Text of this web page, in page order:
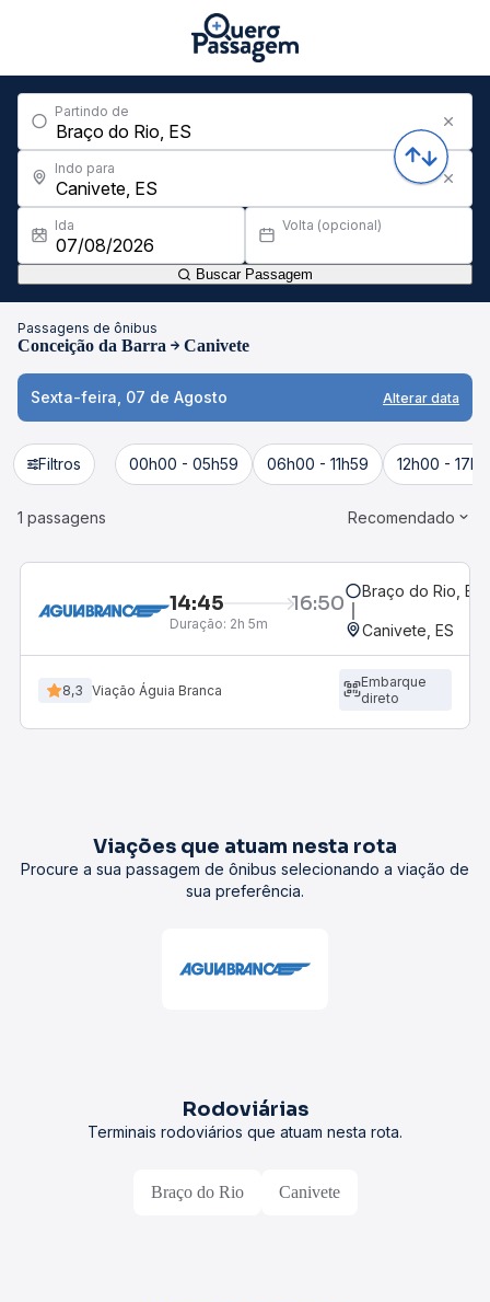
Partindo de
Indo para
Ida Volta (opcional)
Buscar Passagem
Passagens de ônibus
Conceição da Barra Canivete
Sexta-feira, 07 de Agosto Alterar data
Filtros 00h00 - 05h59 06h00 - 11h59 12h00 -
1 passagens Recomendado
14:45 16:50
Duração: 2h 5m
Braço do Rio, ES
Canivete, ES
8,3 Viação Águia Branca
Embarque
direto
Viações que atuam nesta rota
Procure a sua passagem de ônibus selecionando a viação de
sua preferência.
Rodoviárias
Terminais rodoviários que atuam nesta rota.
Braço do Rio Canivete